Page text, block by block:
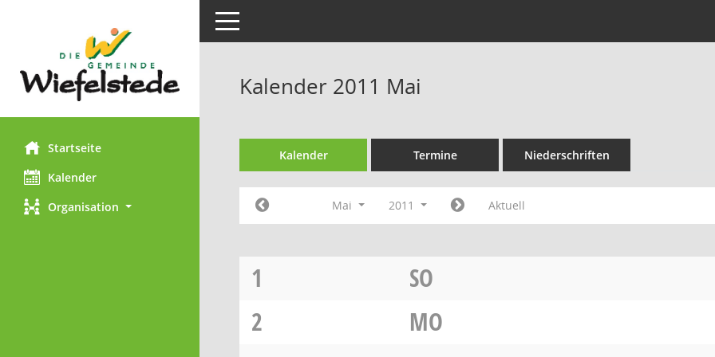
Startseite
Kalender
Organisation
Toggle navigation
Kalender 2011 Mai
Kalender Termine Niederschriften
Mai 2011 Aktuell
1
SO
2
MO